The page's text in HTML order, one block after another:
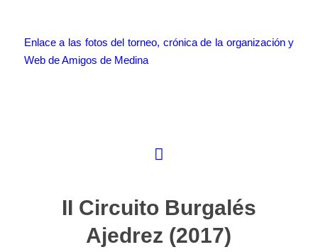
Enlace a las fotos del torneo, crónica de la organización y
Web de Amigos de Medina
II Circuito Burgalés
Ajedrez (2017)